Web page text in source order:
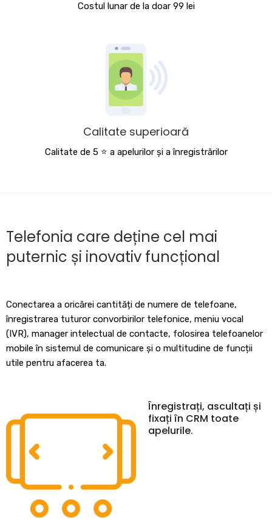
Costul lunar de la doar 99 lei
Calitate superioară
Calitate de 5 ⭐️ a apelurilor și a înregistrărilor
Telefonia care deține cel mai
puternic și inovativ funcțional
Conectarea a oricărei cantități de numere de telefoane,
înregistrarea tuturor convorbirilor telefonice, meniu vocal
(IVR), manager intelectual de contacte, folosirea telefoanelor
mobile în sistemul de comunicare și o multitudine de funcții
utile pentru afacerea ta.
Înregistrați, ascultați și
fixați în CRM toate
apelurile.